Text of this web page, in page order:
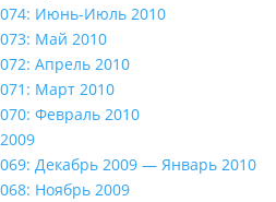
074: Июнь-Июль 2010
073: Май 2010
072: Апрель 2010
071: Март 2010
070: Февраль 2010
2009
069: Декабрь 2009 — Январь 2010
068: Ноябрь 2009